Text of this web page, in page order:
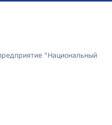
"Национальный